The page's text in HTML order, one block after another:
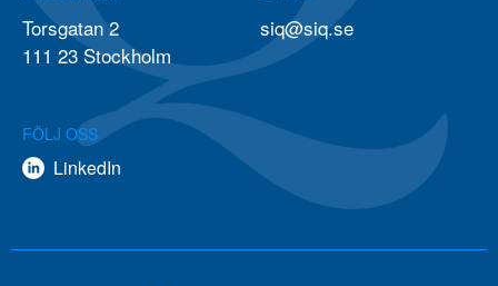
Torsgatan 2
111 23 Stockholm
siq@siq.se
FÖLJ OSS
LinkedIn